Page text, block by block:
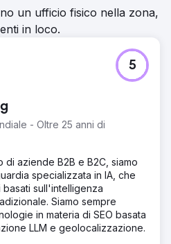
il marchio come leader
crescita sostenibile a lungo
un ufficio fisico nella zona,
in loco.
- Oltre 25 anni di
5
di aziende B2B e B2C, siamo
specializzata in IA, che
sull'intelligenza
Siamo sempre
in materia di SEO basata
LLM e geolocalizzazione.